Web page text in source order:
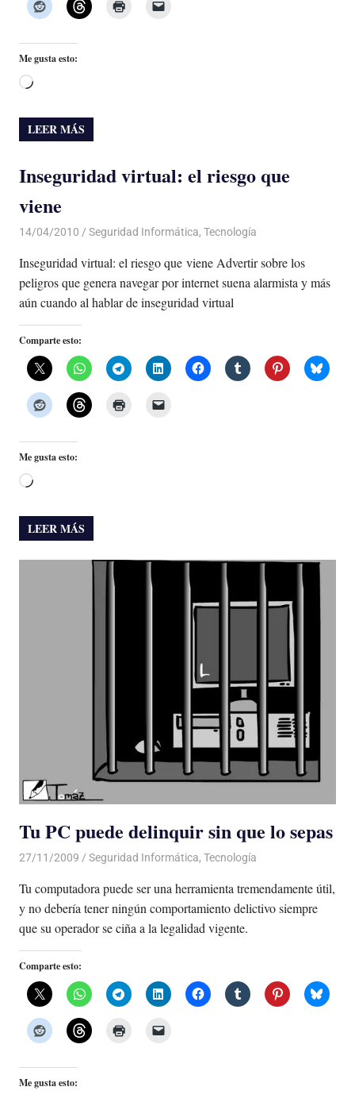
Me gusta esto:
Cargando...
LEER MÁS
Inseguridad virtual: el riesgo que
viene
14/04/2010 Luis Castellanos
Seguridad Informática, Tecnología
Inseguridad virtual: el riesgo que viene Advertir sobre los
peligros que genera navegar por internet suena alarmista y más
aún cuando al hablar de inseguridad virtual
Comparte esto:
Me gusta esto:
Cargando...
LEER MÁS
Tu PC puede delinquir sin que lo sepas
27/11/2009 Luis Castellanos
Seguridad Informática, Tecnología
Tu computadora puede ser una herramienta tremendamente útil,
y no debería tener ningún comportamiento delictivo siempre
que su operador se ciña a la legalidad vigente.
Comparte esto:
Me gusta esto: